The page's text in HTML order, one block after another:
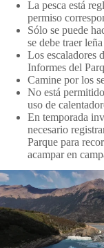
La pesca está
permiso
Sólo se puede
se debe traer
Los escaladores
Informes del
Camine por los
No está
uso de
En temporada
necesario
Parque para
acampar en